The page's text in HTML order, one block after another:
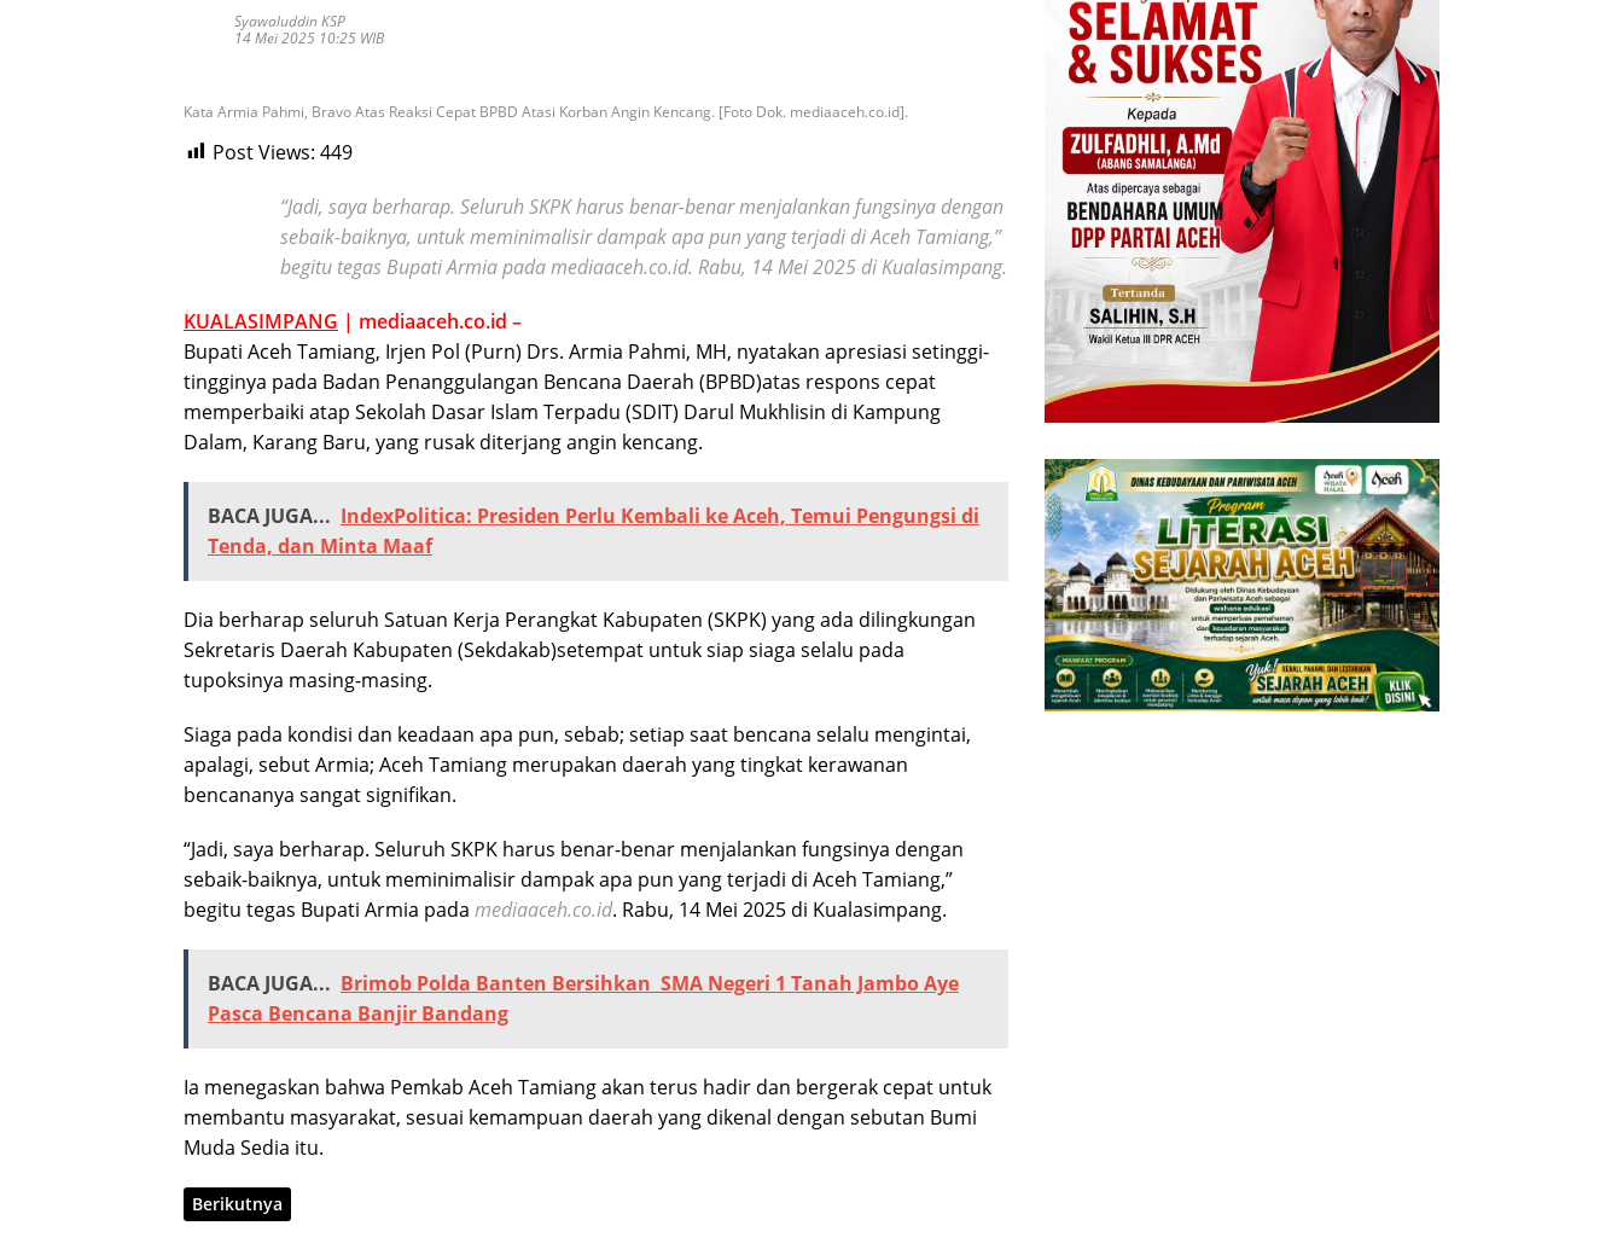
Syawaluddin KSP
14 Mei 2025 10:25 WIB
Kata Armia Pahmi, Bravo Atas Reaksi Cepat BPBD Atasi Korban Angin Kencang. [Foto Dok. mediaaceh.co.id].
Post Views: 449
“Jadi, saya berharap. Seluruh SKPK harus benar-benar menjalankan fungsinya dengan
sebaik-baiknya, untuk meminimalisir dampak apa pun yang terjadi di Aceh Tamiang,”
begitu tegas Bupati Armia pada mediaaceh.co.id. Rabu, 14 Mei 2025 di Kualasimpang.
KUALASIMPANG | mediaaceh.co.id –
Bupati Aceh Tamiang, Irjen Pol (Purn) Drs. Armia Pahmi, MH, nyatakan apresiasi setinggi-
tingginya pada Badan Penanggulangan Bencana Daerah (BPBD)atas respons cepat
memperbaiki atap Sekolah Dasar Islam Terpadu (SDIT) Darul Mukhlisin di Kampung
Dalam, Karang Baru, yang rusak diterjang angin kencang.
BACA JUGA... IndexPolitica: Presiden Perlu Kembali ke Aceh, Temui Pengungsi di
Tenda, dan Minta Maaf
Dia berharap seluruh Satuan Kerja Perangkat Kabupaten (SKPK) yang ada dilingkungan
Sekretaris Daerah Kabupaten (Sekdakab)setempat untuk siap siaga selalu pada
tupoksinya masing-masing.
Siaga pada kondisi dan keadaan apa pun, sebab; setiap saat bencana selalu mengintai,
apalagi, sebut Armia; Aceh Tamiang merupakan daerah yang tingkat kerawanan
bencananya sangat signifikan.
“Jadi, saya berharap. Seluruh SKPK harus benar-benar menjalankan fungsinya dengan
sebaik-baiknya, untuk meminimalisir dampak apa pun yang terjadi di Aceh Tamiang,”
begitu tegas Bupati Armia pada mediaaceh.co.id. Rabu, 14 Mei 2025 di Kualasimpang.
BACA JUGA... Brimob Polda Banten Bersihkan SMA Negeri 1 Tanah Jambo Aye
Pasca Bencana Banjir Bandang
Ia menegaskan bahwa Pemkab Aceh Tamiang akan terus hadir dan bergerak cepat untuk
membantu masyarakat, sesuai kemampuan daerah yang dikenal dengan sebutan Bumi
Muda Sedia itu.
Berikutnya